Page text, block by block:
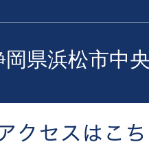
県浜松市中